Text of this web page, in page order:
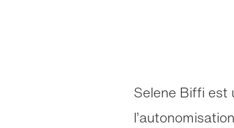
Selene Biffi est